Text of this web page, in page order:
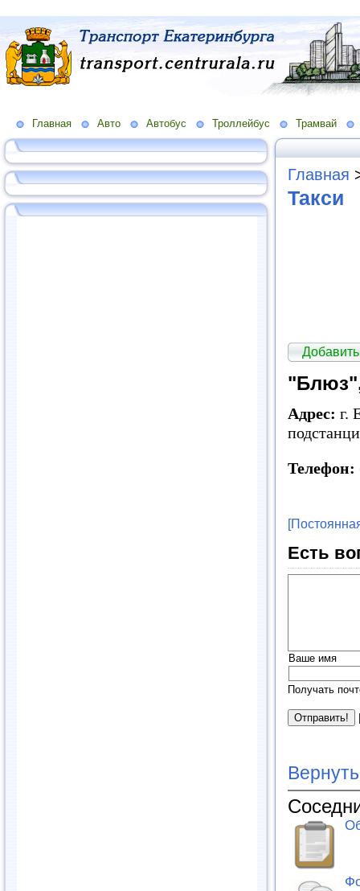
Главная Авто Автобус Троллейбус Трамвай
Главная
Такси
Добавить
Адрес: г.
Телефон:
Есть
Ваше имя
Получать